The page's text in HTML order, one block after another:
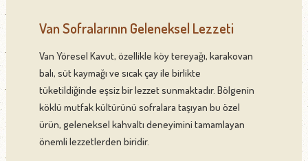
Van Sofralarının Geleneksel Lezzeti
Van Yöresel Kavut, özellikle köy tereyağı, karakovan
balı, süt kaymağı ve sıcak çay ile birlikte
tüketildiğinde eşsiz bir lezzet sunmaktadır. Bölgenin
köklü mutfak kültürünü sofralara taşıyan bu özel
ürün, geleneksel kahvaltı deneyimini tamamlayan
önemli lezzetlerden biridir.